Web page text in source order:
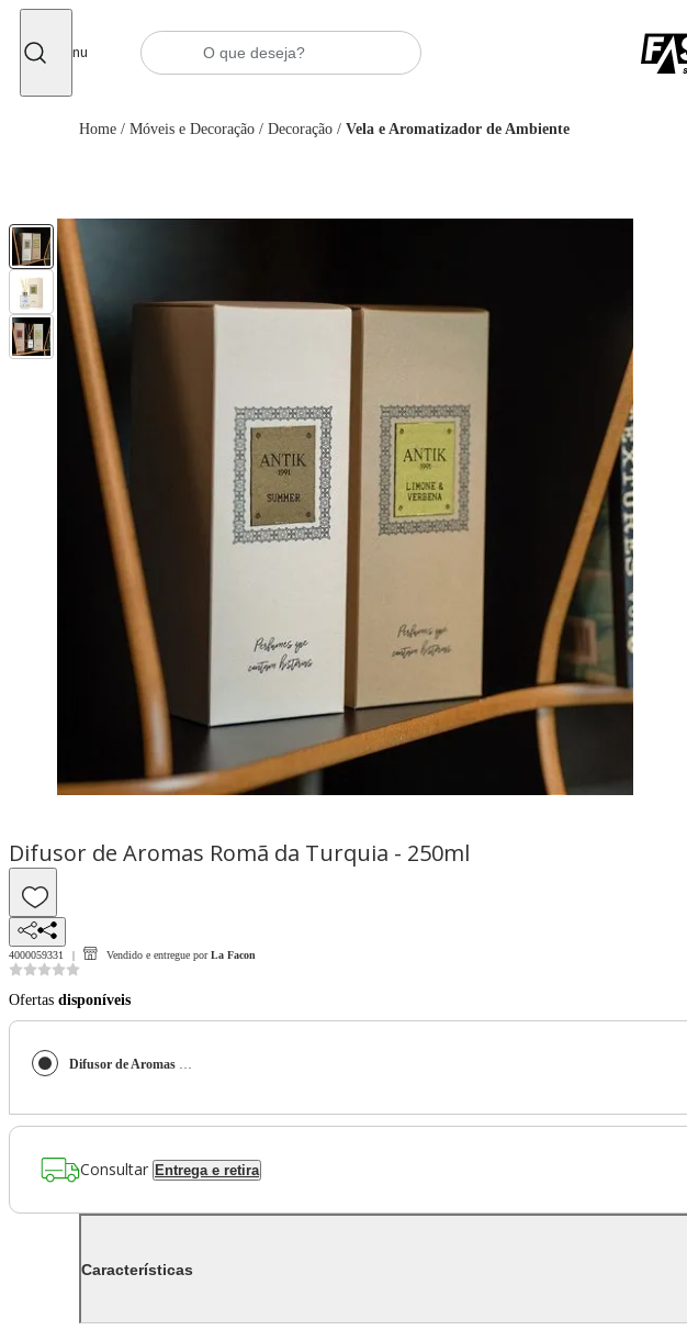
Menu
Home / Móveis e Decoração / Decoração / Vela e Aromatizador de Ambiente
Difusor de Aromas Romã da Turquia - 250ml
4000059331 Vendido e entregue por La Facon
Ofertas disponíveis
Difusor de Aromas Romã da Turquia - 250ml
Consultar Entrega e retira
Características